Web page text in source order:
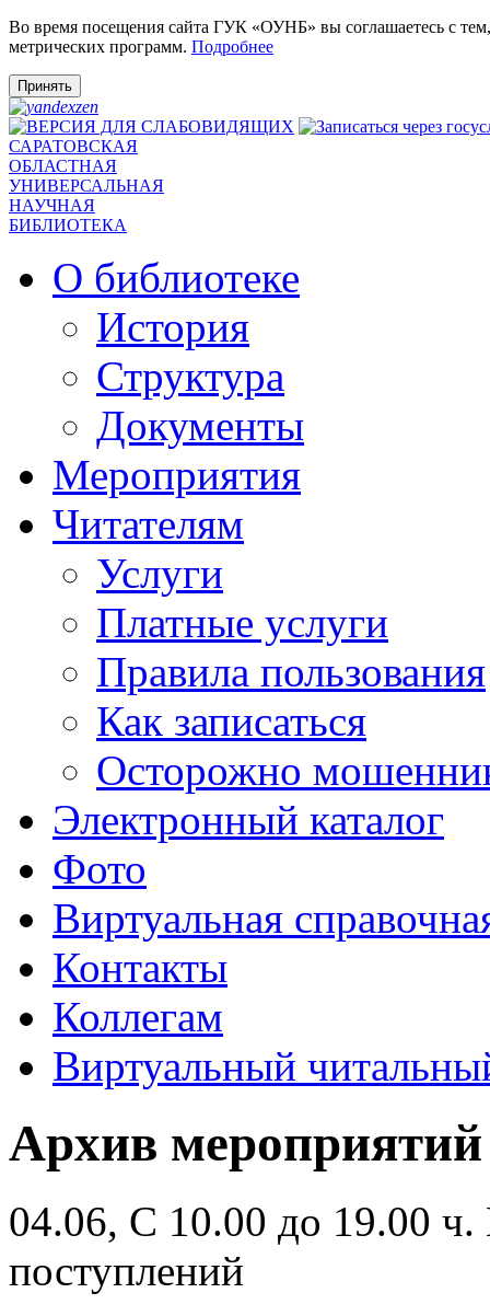
Во время посещения сайта ГУК «ОУНБ» вы соглашаетесь с
метрических программ. Подробнее
Принять
САРАТОВСКАЯ
ОБЛАСТНАЯ
УНИВЕРСАЛЬНАЯ
НАУЧНАЯ
БИБЛИОТЕКА
О библиотеке
История
Структура
Документы
Мероприятия
Читателям
Услуги
Платные услуги
Правила пользования
Как записаться
Осторожно
Электронный каталог
Фото
Виртуальная
Контакты
Коллегам
Виртуальный
Архив мероприятий
04.06, С 10.00 до 19.00 ч.
поступлений